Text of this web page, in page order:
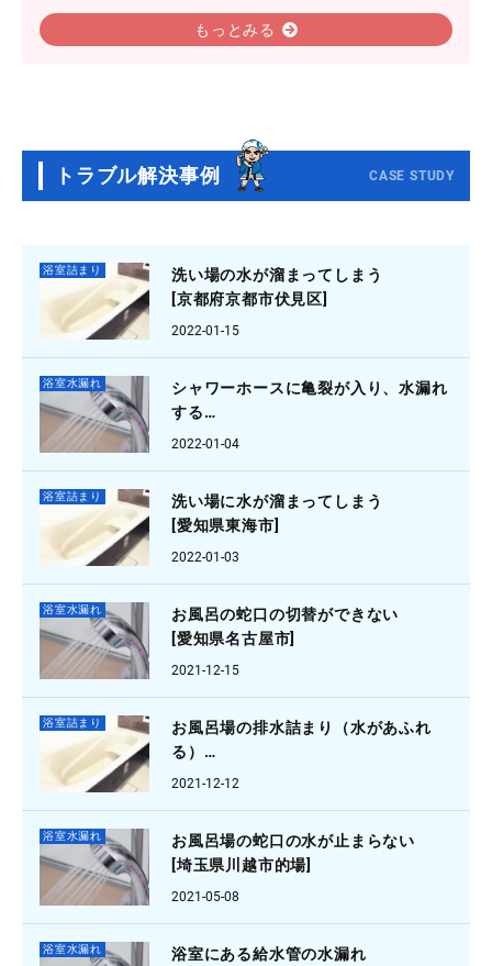
もっとみる
トラブル解決事例 CASE STUDY
浴室詰まり
洗い場の水が溜まってしまう
[京都府京都市伏見区]
2022-01-15
浴室水漏れ
シャワーホースに亀裂が入り、水漏れ
する
[大阪府羽曳野市]
2022-01-04
浴室詰まり
洗い場に水が溜まってしまう
[愛知県東海市]
2022-01-03
浴室水漏れ
お風呂の蛇口の切替ができない
[愛知県名古屋市]
2021-12-15
浴室詰まり
お風呂場の排水詰まり（水があふれ
る）
[東京都西東京市]
2021-12-12
浴室水漏れ
お風呂場の蛇口の水が止まらない
[埼玉県川越市的場]
2021-05-08
浴室水漏れ
浴室にある給水管の水漏れ